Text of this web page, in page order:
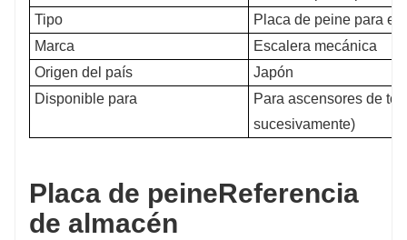
Tipo
Placa de peine para
Marca
Escalera mecánica
Origen del país
Japón
Disponible para
Para ascensores de
sucesivamente)
Placa de peineReferencia
de almacén